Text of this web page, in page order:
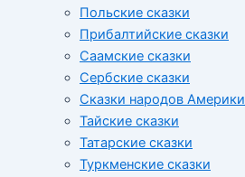
Польские сказки
Прибалтийские сказки
Cаамские сказки
Сербские сказки
Сказки народов Америки
Тайские сказки
Татарские сказки
Туркменские сказки